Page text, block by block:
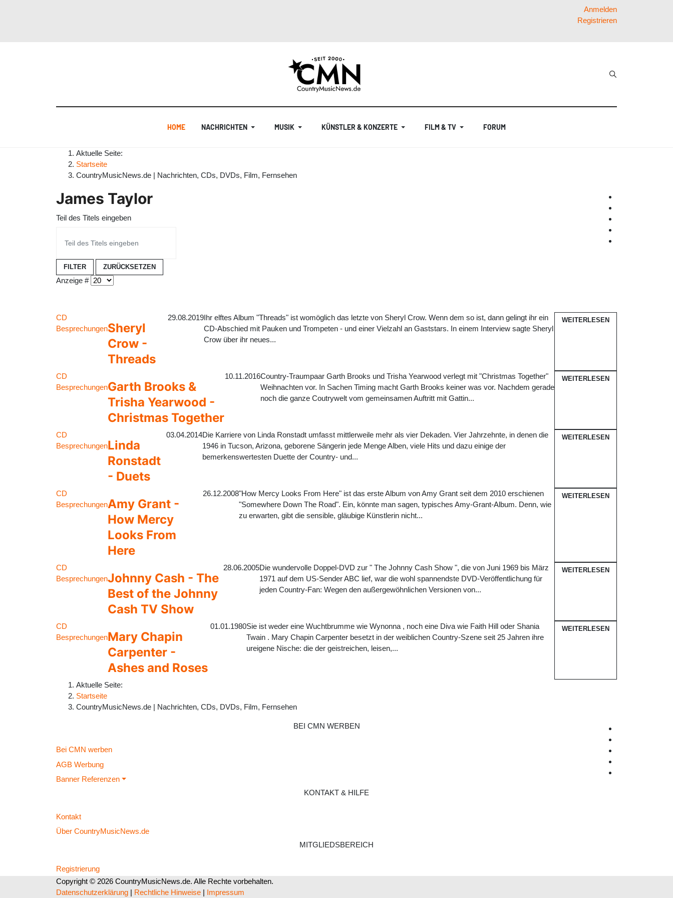
Anmelden
Registrieren
HOME NACHRICHTEN MUSIK KÜNSTLER & KONZERTE FILM & TV FORUM
Aktuelle Seite:
Startseite
CountryMusicNews.de | Nachrichten, CDs, DVDs, Film, Fernsehen
James Taylor
Teil des Titels eingeben
FILTER ZURÜCKSETZEN
Anzeige #
CD
BesprechungenSheryl
Crow -
Threads
29.08.2019Ihr elftes Album "Threads" ist womöglich das letzte von Sheryl Crow. Wenn dem so ist, dann gelingt ihr ein
CD-Abschied mit Pauken und Trompeten - und einer Vielzahl an Gaststars. In einem Interview sagte Sheryl
Crow über ihr neues...
WEITERLESEN
CD
BesprechungenGarth Brooks &
Trisha Yearwood -
Christmas Together
10.11.2016Country-Traumpaar Garth Brooks und Trisha Yearwood verlegt mit "Christmas Together"
Weihnachten vor. In Sachen Timing macht Garth Brooks keiner was vor. Nachdem gerade
noch die ganze Coutrywelt vom gemeinsamen Auftritt mit Gattin...
WEITERLESEN
CD
BesprechungenLinda
Ronstadt
- Duets
03.04.2014Die Karriere von Linda Ronstadt umfasst mittlerweile mehr als vier Dekaden. Vier Jahrzehnte, in denen die
1946 in Tucson, Arizona, geborene Sängerin jede Menge Alben, viele Hits und dazu einige der
bemerkenswertesten Duette der Country- und...
WEITERLESEN
CD
BesprechungenAmy Grant -
How Mercy
Looks From
Here
26.12.2008"How Mercy Looks From Here" ist das erste Album von Amy Grant seit dem 2010 erschienen
"Somewhere Down The Road". Ein, könnte man sagen, typisches Amy-Grant-Album. Denn, wie
zu erwarten, gibt die sensible, gläubige Künstlerin nicht...
WEITERLESEN
CD
BesprechungenJohnny Cash - The
Best of the Johnny
Cash TV Show
28.06.2005Die wundervolle Doppel-DVD zur " The Johnny Cash Show ", die von Juni 1969 bis März
1971 auf dem US-Sender ABC lief, war die wohl spannendste DVD-Veröffentlichung für
jeden Country-Fan: Wegen den außergewöhnlichen Versionen von...
WEITERLESEN
CD
BesprechungenMary Chapin
Carpenter -
Ashes and Roses
01.01.1980Sie ist weder eine Wuchtbrumme wie Wynonna , noch eine Diva wie Faith Hill oder Shania
Twain . Mary Chapin Carpenter besetzt in der weiblichen Country-Szene seit 25 Jahren ihre
ureigene Nische: die der geistreichen, leisen,...
WEITERLESEN
Aktuelle Seite:
Startseite
CountryMusicNews.de | Nachrichten, CDs, DVDs, Film, Fernsehen
BEI CMN WERBEN
Bei CMN werben
AGB Werbung
Banner Referenzen
KONTAKT & HILFE
Kontakt
Über CountryMusicNews.de
MITGLIEDSBEREICH
Registrierung
Copyright © 2026 CountryMusicNews.de. Alle Rechte vorbehalten.
Datenschutzerklärung | Rechtliche Hinweise | Impressum